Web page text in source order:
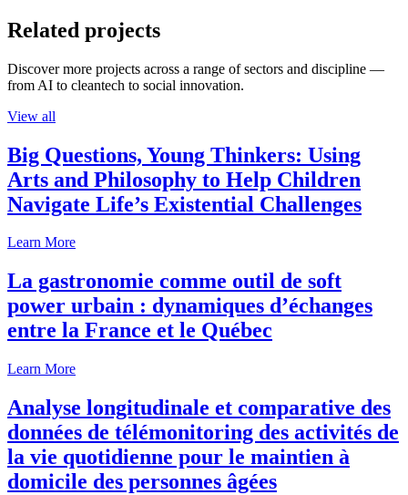
Related projects
Discover more projects across a range of sectors and discipline —
from AI to cleantech to social innovation.
View all
Big Questions, Young Thinkers: Using
Arts and Philosophy to Help Children
Navigate Life’s Existential Challenges
Learn More
La gastronomie comme outil de soft
power urbain : dynamiques d’échanges
entre la France et le Québec
Learn More
Analyse longitudinale et comparative des
données de télémonitoring des activités de
la vie quotidienne pour le maintien à
domicile des personnes âgées